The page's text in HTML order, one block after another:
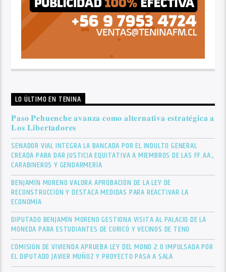
LO ÚLTIMO EN TENINA
𝐏𝐚𝐬𝐨 𝐏𝐞𝐡𝐮𝐞𝐧𝐜𝐡𝐞 𝐚𝐯𝐚𝐧𝐳𝐚 𝐜𝐨𝐦𝐨 𝐚𝐥𝐭𝐞𝐫𝐧𝐚𝐭𝐢𝐯𝐚 𝐞𝐬𝐭𝐫𝐚𝐭𝐞́𝐠𝐢𝐜𝐚 𝐚
𝐋𝐨𝐬 𝐋𝐢𝐛𝐞𝐫𝐭𝐚𝐝𝐨𝐫𝐞𝐬
SENADOR VIAL INTEGRA LA BANCADA POR EL INDULTO GENERAL
CREADA PARA DAR JUSTICIA EQUITATIVA A MIEMBROS DE LAS FF.AA.,
CARABINEROS Y GENDARMERÍA
BENJAMÍN MORENO VALORA APROBACIÓN DE LA LEY DE
RECONSTRUCCIÓN Y DESTACA MEDIDAS PARA REACTIVAR LA
ECONOMÍA
DIPUTADO BENJAMÍN MORENO GESTIONA VISITA AL PALACIO DE LA
MONEDA PARA ESTUDIANTES DE CURICÓ Y VECINOS DE TENO
COMISIÓN DE VIVIENDA APRUEBA LEY DEL MONO 2.0 IMPULSADA POR
EL DIPUTADO JAVIER MUÑOZ Y PROYECTO PASA A SALA